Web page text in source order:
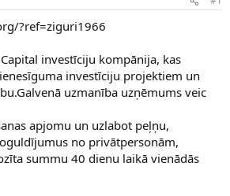
?ref=ziguri1966
investīciju kompānija, kas
investīciju projektiem un
uzmanība uzņēmums veic
apjomu un uzlabot peļņu,
no privātpersonām,
summu 40 dienu laikā vienādās